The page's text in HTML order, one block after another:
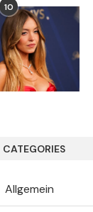
10
CATEGORIES
Allgemein